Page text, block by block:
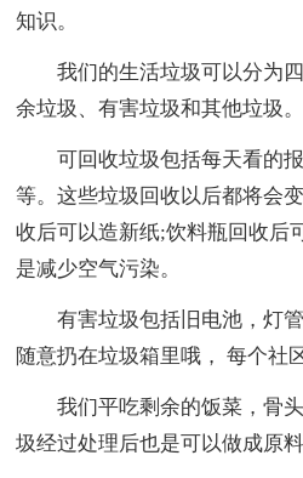
知识。
我们的生活垃圾可以分为四
余垃圾、有害垃圾和其他垃圾。
可回收垃圾包括每天看的报
等。这些垃圾回收以后都将会
收后可以造新纸;饮料瓶回收后
是减少空气污染。
有害垃圾包括旧电池，灯管
随意扔在垃圾箱里哦， 每个社
我们平吃剩余的饭菜，骨头
圾经过处理后也是可以做成原料